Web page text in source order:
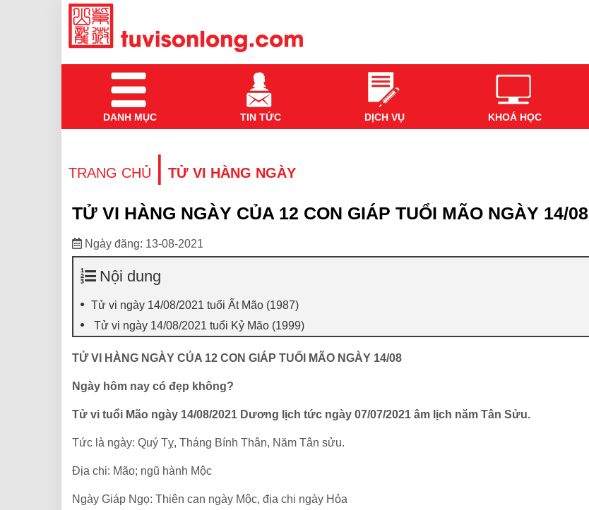
DANH MỤC TIN TỨC DỊCH VỤ KHOÁ HỌC
TRANG CHỦ | TỬ VI HÀNG NGÀY
TỬ VI HÀNG NGÀY CỦA 12 CON GIÁP TUỔI MÃO NGÀY 14/08
Ngày đăng: 13-08-2021
Nội dung
Tử vi ngày 14/08/2021 tuổi Ất Mão (1987)
Tử vi ngày 14/08/2021 tuổi Kỷ Mão (1999)
TỬ VI HÀNG NGÀY CỦA 12 CON GIÁP TUỔI MÃO NGÀY 14/08
Ngày hôm nay có đẹp không?
Tử vi tuổi Mão ngày 14/08/2021 Dương lịch tức ngày 07/07/2021 âm lịch năm Tân Sửu.
Tức là ngày: Quý Tỵ, Tháng Bính Thân, Năm Tân sửu.
Địa chi: Mão; ngũ hành Mộc
Ngày Giáp Ngọ: Thiên can ngày Mộc, địa chi ngày Hỏa